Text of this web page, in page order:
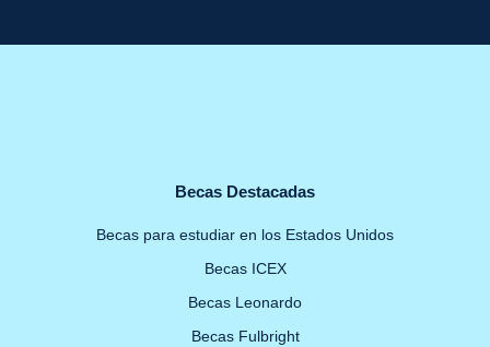
Becas Destacadas
Becas para estudiar en los Estados Unidos
Becas ICEX
Becas Leonardo
Becas Fulbright